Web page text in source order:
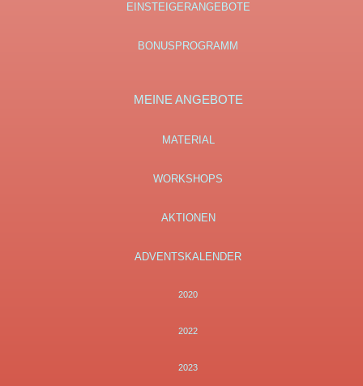
EINSTEIGERANGEBOTE
BONUSPROGRAMM
MEINE ANGEBOTE
MATERIAL
WORKSHOPS
AKTIONEN
ADVENTSKALENDER
2020
2022
2023